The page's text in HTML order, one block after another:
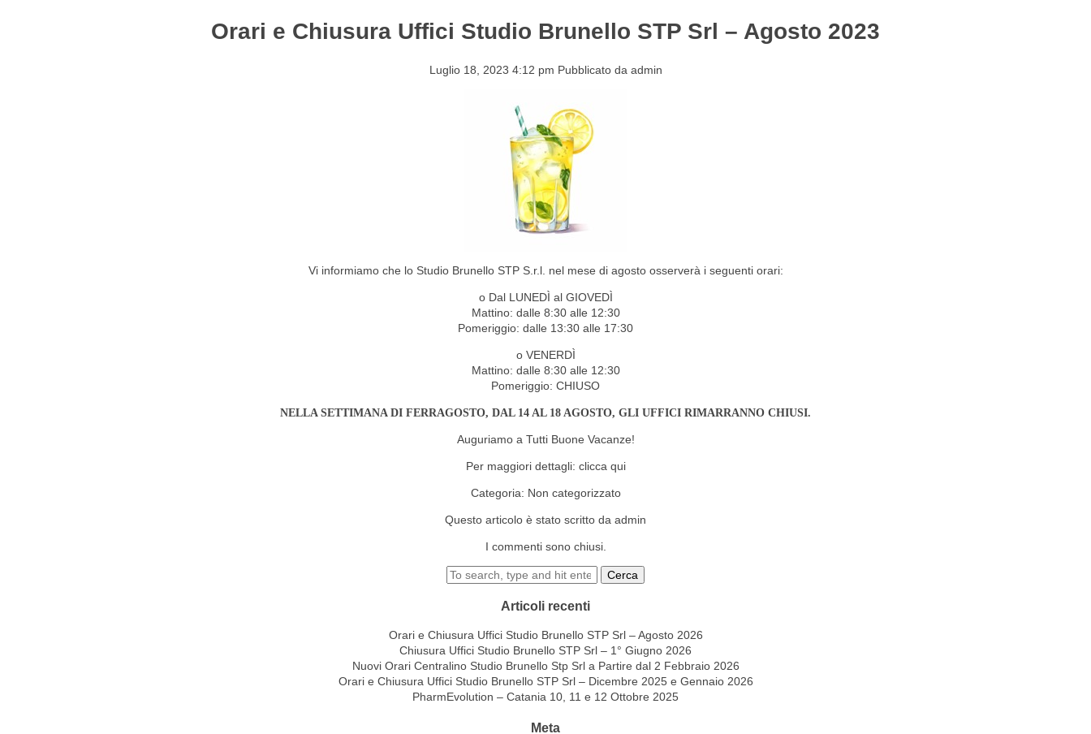
Orari e Chiusura Uffici Studio Brunello STP Srl – Agosto 2023
Luglio 18, 2023 4:12 pm Pubblicato da admin
Vi informiamo che lo Studio Brunello STP S.r.l. nel mese di agosto osserverà i seguenti orari:
o Dal LUNEDÌ al GIOVEDÌ
Mattino: dalle 8:30 alle 12:30
Pomeriggio: dalle 13:30 alle 17:30
o VENERDÌ
Mattino: dalle 8:30 alle 12:30
Pomeriggio: CHIUSO
NELLA SETTIMANA DI FERRAGOSTO, DAL 14 AL 18 AGOSTO, GLI UFFICI RIMARRANNO CHIUSI.
Auguriamo a Tutti Buone Vacanze!
Per maggiori dettagli: clicca qui
Categoria: Non categorizzato
Questo articolo è stato scritto da admin
I commenti sono chiusi.
Cerca
Articoli recenti
Orari e Chiusura Uffici Studio Brunello STP Srl – Agosto 2026
Chiusura Uffici Studio Brunello STP Srl – 1° Giugno 2026
Nuovi Orari Centralino Studio Brunello Stp Srl a Partire dal 2 Febbraio 2026
Orari e Chiusura Uffici Studio Brunello STP Srl – Dicembre 2025 e Gennaio 2026
PharmEvolution – Catania 10, 11 e 12 Ottobre 2025
Meta